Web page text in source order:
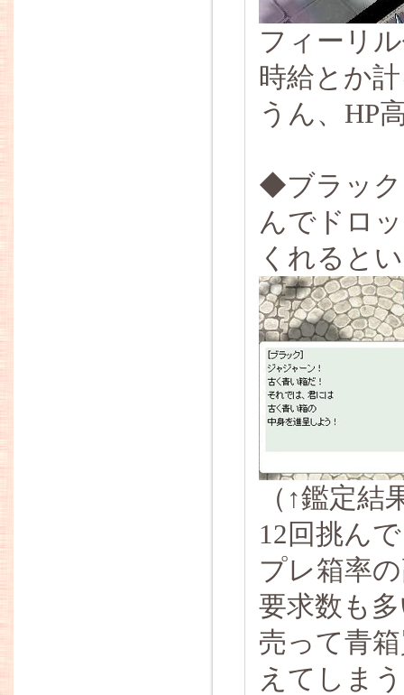
フィーリ
時給とか
うん、HP
◆ブラッ
んでドロ
くれると
（↑鑑定
12回挑ん
プレ箱率
要求数も
売って青
えてしま